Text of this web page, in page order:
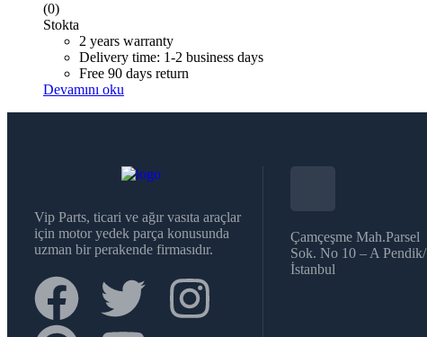
(0)
Stokta
2 years warranty
Delivery time: 1-2 business days
Free 90 days return
Devamını oku
Vip Parts, ticari ve ağır vasıta araçlar
için motor yedek parça konusunda
uzman bir perakende firmasıdır.
Çamçeşme Mah.Parsel
Sok. No 10 – A Pendik/
İstanbul